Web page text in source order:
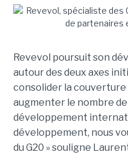
Revevol poursuit son
autour des deux axes
consolider la
augmenter le nombre
développement
développement, nous
du G20 » souligne